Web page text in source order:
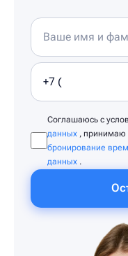
Соглашаюсь с
данных , принимаю
бронирование
данных .